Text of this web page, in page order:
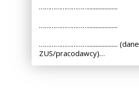
………………………....................
………………………....................
……………………….................... (dane
ZUS/pracodawcy)…